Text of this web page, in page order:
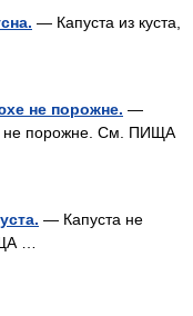
— Капуста из куста,
не порожне. —
не порожне. См. ПИЩА
— Капуста не
…